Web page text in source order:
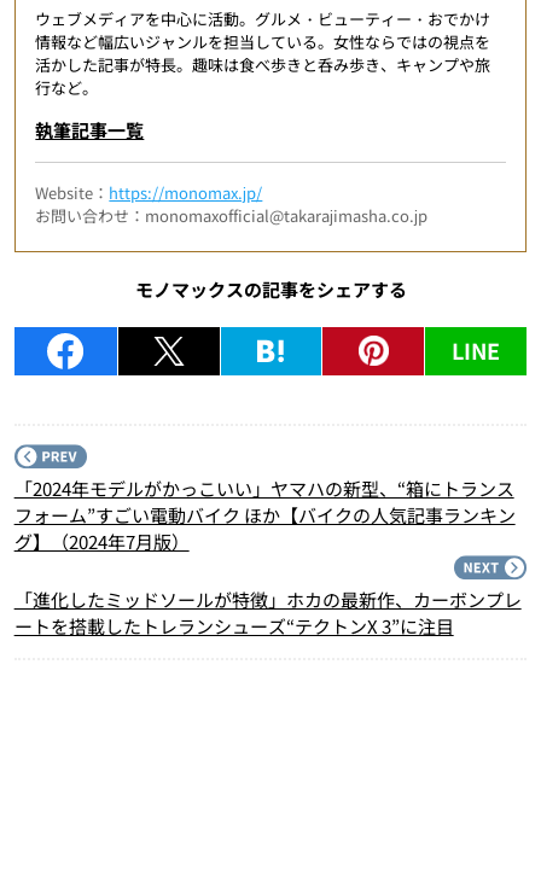
ウェブメディアを中心に活動。グルメ・ビューティー・おでかけ
情報など幅広いジャンルを担当している。女性ならではの視点を
活かした記事が特長。趣味は食べ歩きと呑み歩き、キャンプや旅
行など。
執筆記事一覧
Website： https://monomax.jp/
お問い合わせ：monomaxofficial@takarajimasha.co.jp
モノマックスの記事をシェアする
LINE
「2024年モデルがかっこいい」ヤマハの新型、“箱にトランス
フォーム”すごい電動バイク ほか【バイクの人気記事ランキン
グ】（2024年7月版）
「進化したミッドソールが特徴」ホカの最新作、カーボンプレ
ートを搭載したトレランシューズ“テクトンX 3”に注目